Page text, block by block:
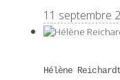
11 septembre
Hélène